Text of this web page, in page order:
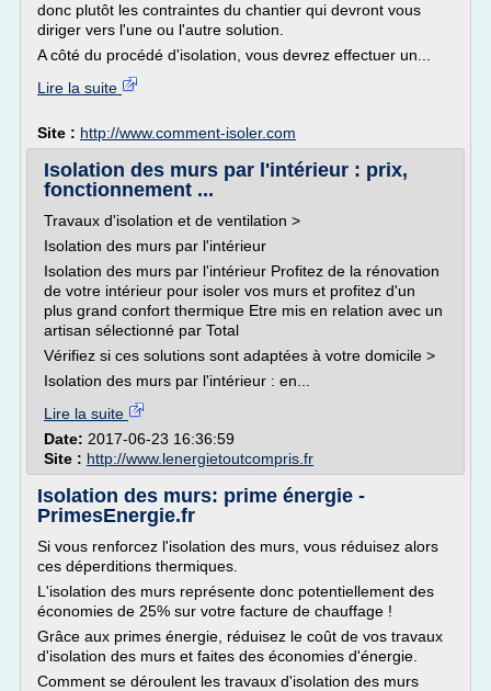
donc plutôt les contraintes du chantier qui devront vous
diriger vers l'une ou l'autre solution.
A côté du procédé d'isolation, vous devrez effectuer un...
Lire la suite
Site : http://www.comment-isoler.com
Isolation des murs par l'intérieur : prix,
fonctionnement ...
Travaux d'isolation et de ventilation >
Isolation des murs par l'intérieur
Isolation des murs par l'intérieur Profitez de la rénovation
de votre intérieur pour isoler vos murs et profitez d'un
plus grand confort thermique Etre mis en relation avec un
artisan sélectionné par Total
Vérifiez si ces solutions sont adaptées à votre domicile >
Isolation des murs par l'intérieur : en...
Lire la suite
Date: 2017-06-23 16:36:59
Site : http://www.lenergietoutcompris.fr
Isolation des murs: prime énergie -
PrimesEnergie.fr
Si vous renforcez l'isolation des murs, vous réduisez alors
ces déperditions thermiques.
L'isolation des murs représente donc potentiellement des
économies de 25% sur votre facture de chauffage !
Grâce aux primes énergie, réduisez le coût de vos travaux
d'isolation des murs et faites des économies d'énergie.
Comment se déroulent les travaux d'isolation des murs